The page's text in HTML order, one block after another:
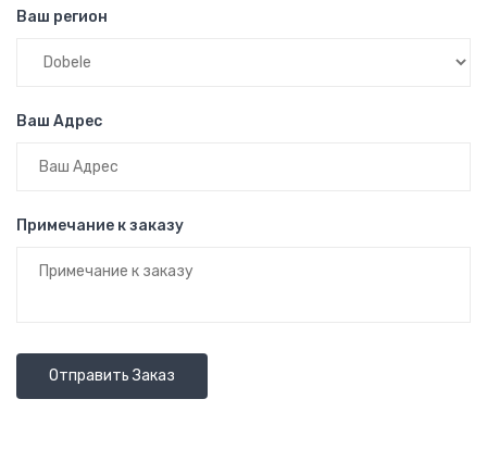
Ваш регион
Ваш Адрес
Примечание к заказу
Отправить Заказ